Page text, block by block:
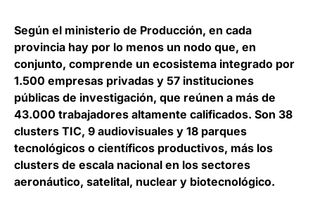
Según el ministerio de Producción, en cada
provincia hay por lo menos un nodo que, en
conjunto, comprende un ecosistema integrado por
1.500 empresas privadas y 57 instituciones
públicas de investigación, que reúnen a más de
43.000 trabajadores altamente calificados. Son 38
clusters TIC, 9 audiovisuales y 18 parques
tecnológicos o científicos productivos, más los
clusters de escala nacional en los sectores
aeronáutico, satelital, nuclear y biotecnológico.